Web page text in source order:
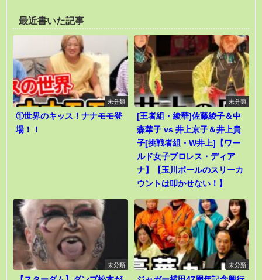
最近書いた記事
未分類
①世界のキッス！ナナモモ登
場！！
未分類
[王者組・綾華]佐藤綾子＆中
森華子 vs 井上京子＆井上貴
子[挑戦者組・W井上]【ワー
ルド女子プロレス・ディア
ナ】【玉川ボールのスリーカ
ウントは叩かせない！】
未分類 未分類